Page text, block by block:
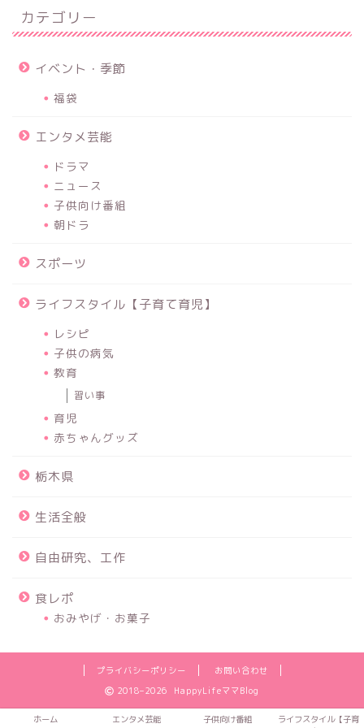
カテゴリー
イベント・季節
福袋
エンタメ芸能
ドラマ
ニュース
子供向け番組
朝ドラ
スポーツ
ライフスタイル【子育て育児】
レシピ
子供の病気
教育
習い事
育児
赤ちゃんグッズ
栃木県
生活全般
自由研究、工作
食レポ
おみやげ・お菓子
プライバシーポリシー
お問い合わせ
2018–2026 HappyLifeママBlog
ホーム エンタメ芸能 子供向け番組
ライフスタイル【子育